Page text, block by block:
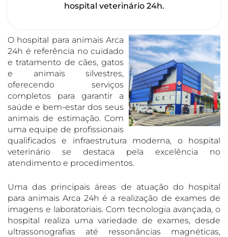
hospital veterinário 24h.
O hospital para animais Arca
24h é referência no cuidado
e tratamento de cães, gatos
e animais silvestres,
oferecendo serviços
completos para garantir a
saúde e bem-estar dos seus
animais de estimação. Com
uma equipe de profissionais
qualificados e infraestrutura moderna, o hospital
veterinário se destaca pela excelência no
atendimento e procedimentos.
Uma das principais áreas de atuação do hospital
para animais Arca 24h é a realização de exames de
imagens e laboratoriais. Com tecnologia avançada, o
hospital realiza uma variedade de exames, desde
ultrassonografias até ressonâncias magnéticas,